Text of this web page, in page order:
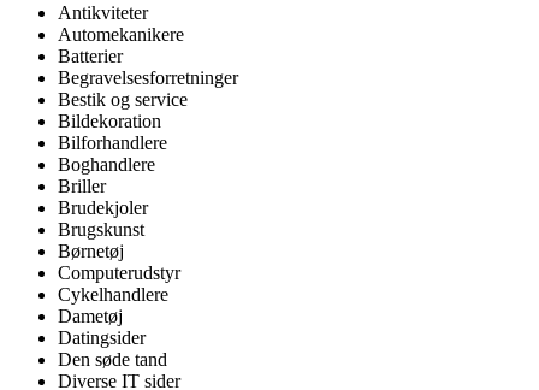
Antikviteter
Automekanikere
Batterier
Begravelsesforretninger
Bestik og service
Bildekoration
Bilforhandlere
Boghandlere
Briller
Brudekjoler
Brugskunst
Børnetøj
Computerudstyr
Cykelhandlere
Dametøj
Datingsider
Den søde tand
Diverse IT sider